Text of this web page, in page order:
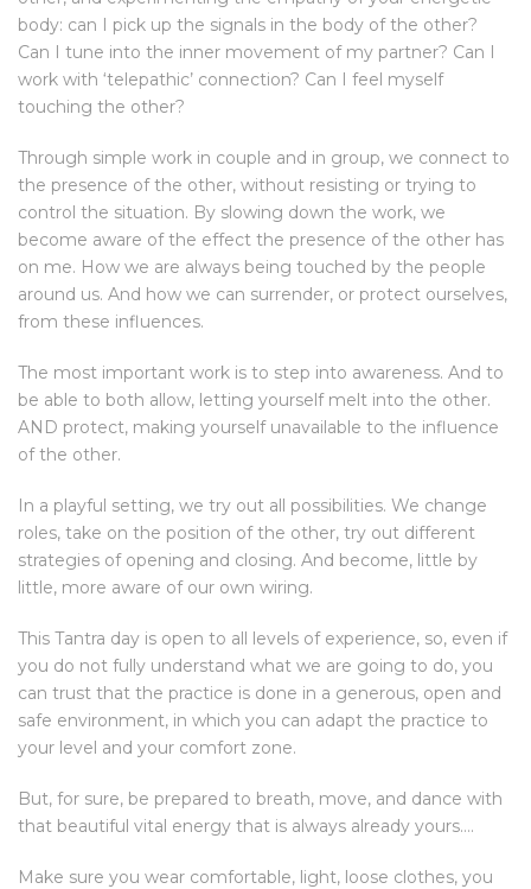
body: can I pick up the signals in the body of the other?
Can I tune into the inner movement of my partner? Can I
work with ‘telepathic’ connection? Can I feel myself
touching the other?
Through simple work in couple and in group, we connect to
the presence of the other, without resisting or trying to
control the situation. By slowing down the work, we
become aware of the effect the presence of the other has
on me. How we are always being touched by the people
around us. And how we can surrender, or protect ourselves,
from these influences.
The most important work is to step into awareness. And to
be able to both allow, letting yourself melt into the other.
AND protect, making yourself unavailable to the influence
of the other.
In a playful setting, we try out all possibilities. We change
roles, take on the position of the other, try out different
strategies of opening and closing. And become, little by
little, more aware of our own wiring.
This Tantra day is open to all levels of experience, so, even if
you do not fully understand what we are going to do, you
can trust that the practice is done in a generous, open and
safe environment, in which you can adapt the practice to
your level and your comfort zone.
But, for sure, be prepared to breath, move, and dance with
that beautiful vital energy that is always already yours….
Make sure you wear comfortable, light, loose clothes, you